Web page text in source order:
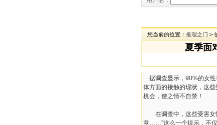
您当前的位置： 推理之门 >
夏季面
据调查显示，90%的女性
体方面的接触的现状，这
机会，使之情不自禁！
在调查中，这些受害女性
意……”这么一个提示，不仅